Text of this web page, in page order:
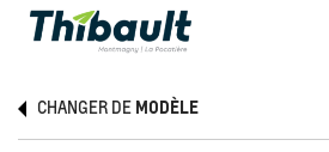
CHANGER DE MODÈLE